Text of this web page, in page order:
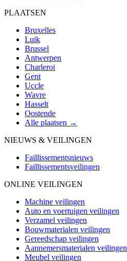
PLAATSEN
Bruxelles
Luik
Brussel
Antwerpen
Charleroi
Gent
Uccle
Wavre
Hasselt
Oostende
Alle plaatsen →
NIEUWS & VEILINGEN
Faillissementsnieuws
Faillissementsveilingen
ONLINE VEILINGEN
Machine veilingen
Auto en voertuigen veilingen
Verzamel veilingen
Bouwmaterialen veilingen
Gereedschap veilingen
Aannemersmaterialen veilingen
Meubel veilingen